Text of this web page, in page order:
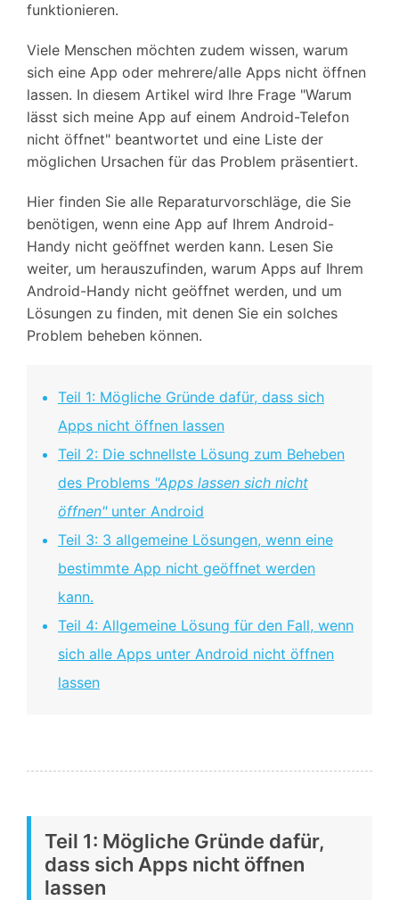
funktionieren.
Viele Menschen möchten zudem wissen, warum
sich eine App oder mehrere/alle Apps nicht öffnen
lassen. In diesem Artikel wird Ihre Frage "Warum
lässt sich meine App auf einem Android-Telefon
nicht öffnet" beantwortet und eine Liste der
möglichen Ursachen für das Problem präsentiert.
Hier finden Sie alle Reparaturvorschläge, die Sie
benötigen, wenn eine App auf Ihrem Android-
Handy nicht geöffnet werden kann. Lesen Sie
weiter, um herauszufinden, warum Apps auf Ihrem
Android-Handy nicht geöffnet werden, und um
Lösungen zu finden, mit denen Sie ein solches
Problem beheben können.
Teil 1: Mögliche Gründe dafür, dass sich
Apps nicht öffnen lassen
Teil 2: Die schnellste Lösung zum Beheben
des Problems "Apps lassen sich nicht
öffnen"unter Android
Teil 3: 3 allgemeine Lösungen, wenn eine
bestimmte App nicht geöffnet werden
kann.
Teil 4: Allgemeine Lösung für den Fall, wenn
sich alle Apps unter Android nicht öffnen
lassen
Teil 1: Mögliche Gründe dafür,
dass sich Apps nicht öffnen
lassen